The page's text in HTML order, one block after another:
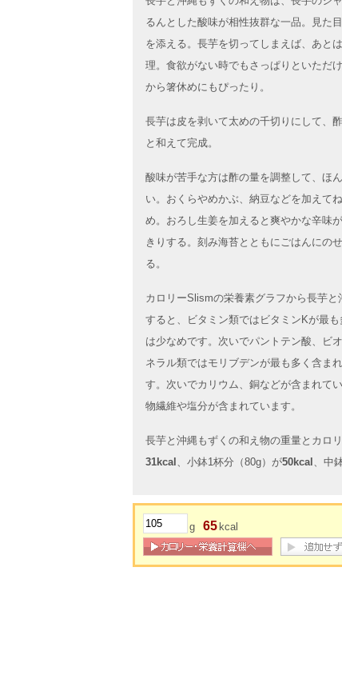
るんとした酸味が相性抜群な一品。見た
を添える。長芋を切ってしまえば、あと
理。食欲がない時でもさっぱりといただ
から箸休めにもぴったり。
長芋は皮を剥いて太めの千切りにして、
と和えて完成。
酸味が苦手な方は酢の量を調整して、ほ
い。おくらやめかぶ、納豆などを加えて
め。おろし生姜を加えると爽やかな辛味
きりする。刻み海苔とともにごはんにの
る。
カロリーSlismの栄養素グラフから長芋
すると、ビタミン類ではビタミンKが最
は少なめです。次いでパントテン酸、ビ
ネラル類ではモリブデンが最も多く含ま
す。次いでカリウム、銅などが含まれて
物繊維や塩分が含まれています。
長芋と沖縄もずくの和え物の重量とカロ
31kcal 、小鉢1杯分（80g）が50kcal 、中
g 65 kcal